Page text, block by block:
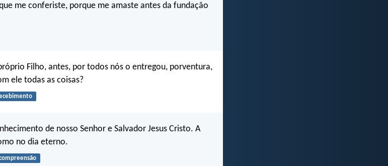
me conferiste, porque me amaste antes da fundação
Filho, antes, por todos nós o entregou, porventura,
ele todas as coisas?
de nosso Senhor e Salvador Jesus Cristo. A
no dia eterno.